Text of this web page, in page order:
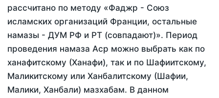
рассчитано по методу «Фаджр - Союз
исламских организаций Франции, остальные
намазы - ДУМ РФ и РТ (совпадают)». Период
проведения намаза Аср можно выбрать как по
ханафитскому (Ханафи), так и по Шафиитскому,
Маликитскому или Ханбалитскому (Шафии,
Малики, Ханбали) мазхабам. В данном